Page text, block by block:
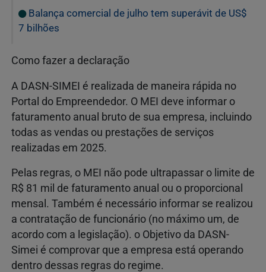
Balança comercial de julho tem superávit de US$
7 bilhões
Como fazer a declaração
A DASN-SIMEI é realizada de maneira rápida no
Portal do Empreendedor. O MEI deve informar o
faturamento anual bruto de sua empresa, incluindo
todas as vendas ou prestações de serviços
realizadas em 2025.
Pelas regras, o MEI não pode ultrapassar o limite de
R$ 81 mil de faturamento anual ou o proporcional
mensal. Também é necessário informar se realizou
a contratação de funcionário (no máximo um, de
acordo com a legislação). o Objetivo da DASN-
Simei é comprovar que a empresa está operando
dentro dessas regras do regime.